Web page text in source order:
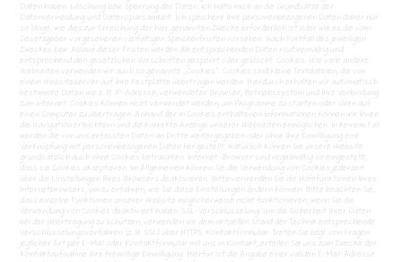
Daten haben. Löschung bzw. Sperrung der Daten. Ich halte mich an die Grundsätze der
Datenvermeidung und Datensparsamkeit. Ich speichere Ihre personenbezogenen Daten daher nur
so lange, wie dies zur Erreichung der hier genannten Zwecke erforderlich ist oder wie es die vom
Gesetzgeber vorgesehenen vielfältigen Speicherfristen vorsehen. Nach Fortfall des jeweiligen
Zweckes bzw. Ablauf dieser Fristen werden die entsprechenden Daten routinemäßig und
entsprechend den gesetzlichen Vorschriften gesperrt oder gelöscht. Cookies: Wie viele andere
Webseiten verwenden wir auch so genannte „Cookies“. Cookies sind kleine Textdateien, die von
einem Websiteserver auf Ihre Festplatte übertragen werden. Hierdurch erhalten wir automatisch
bestimmte Daten wie z. B. IP-Adresse, verwendeter Browser, Betriebssystem und Ihre Verbindung
zum Internet. Cookies können nicht verwendet werden, um Programme zu starten oder Viren auf
einen Computer zu übertragen. Anhand der in Cookies enthaltenen Informationen können wir Ihnen
die Navigation erleichtern und die korrekte Anzeige unserer Webseiten ermöglichen. In keinem Fall
werden die von uns erfassten Daten an Dritte weitergegeben oder ohne Ihre Einwilligung eine
Verknüpfung mit personenbezogenen Daten hergestellt. Natürlich können Sie unsere Website
grundsätzlich auch ohne Cookies betrachten. Internet-Browser sind regelmäßig so eingestellt,
dass sie Cookies akzeptieren. Im Allgemeinen können Sie die Verwendung von Cookies jederzeit
über die Einstellungen Ihres Browsers deaktivieren. Bitte verwenden Sie die Hilfefunktionen Ihres
Internetbrowsers, um zu erfahren, wie Sie diese Einstellungen ändern können. Bitte beachten Sie,
dass einzelne Funktionen unserer Website möglicherweise nicht funktionieren, wenn Sie die
Verwendung von Cookies deaktiviert haben. SSL-Verschlüsselung: Um die Sicherheit Ihrer Daten
bei der Übertragung zu schützen, verwenden wir dem aktuellen Stand der Technik entsprechende
Verschlüsselungsverfahren (z. B. SSL) über HTTPS. Kontaktformular: Treten Sie bzgl. von Fragen
jeglicher Art per E-Mail oder Kontaktformular mit uns in Kontakt, erteilen Sie uns zum Zwecke der
Kontaktaufnahme Ihre freiwillige Einwilligung. Hierfür ist die Angabe einer validen E-Mail-Adresse